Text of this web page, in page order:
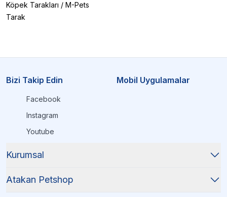
Köpek Tarakları / M-Pets
Tarak
Bizi Takip Edin
Facebook
Instagram
Youtube
Mobil Uygulamalar
Kurumsal
Atakan Petshop